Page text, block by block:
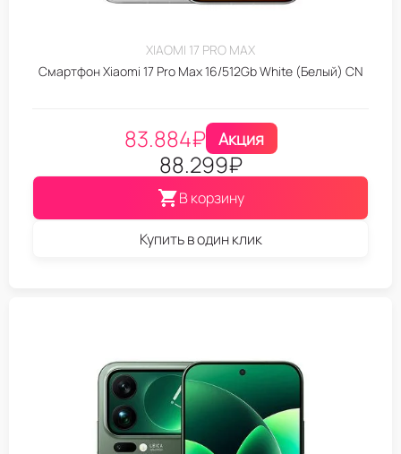
XIAOMI 17 PRO MAX
Смартфон Xiaomi 17 Pro Max 16/512Gb White (Белый) CN
83.884₽ Акция
88.299₽
В корзину
Купить в один клик